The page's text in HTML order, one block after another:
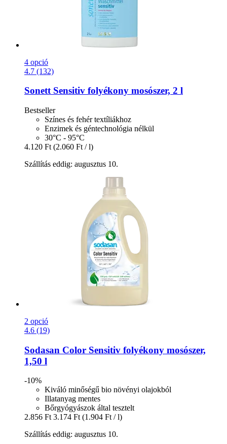
4 opció
4.7 (132)
SonettSensitiv folyékony mosószer, 2 l
Bestseller
Színes és fehér textíliákhoz
Enzimek és géntechnológia nélkül
30°C - 95°C
4.120 Ft (2.060 Ft / l)
Szállítás eddig: augusztus 10.
2 opció
4.6 (19)
Sodasan Color Sensitiv folyékony mosószer,
1,50 l
-10%
Kiváló minőségű bio növényi olajokból
Illatanyag mentes
Bőrgyógyászok által tesztelt
2.856 Ft 3.174 Ft (1.904 Ft / l)
Szállítás eddig: augusztus 10.